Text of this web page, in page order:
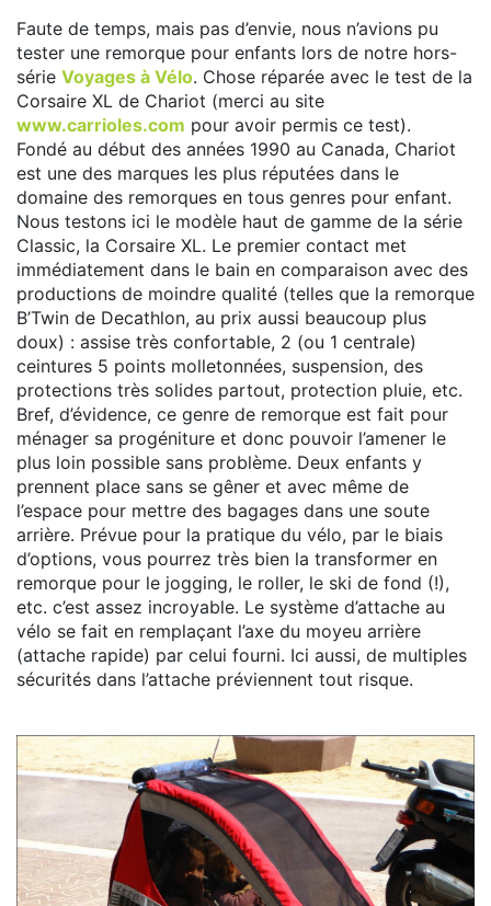
Faute de temps, mais pas d’envie, nous n’avions pu
tester une remorque pour enfants lors de notre hors-
série Voyages à Vélo. Chose réparée avec le test de la
Corsaire XL de Chariot (merci au site
www.carrioles.com pour avoir permis ce test).
Fondé au début des années 1990 au Canada, Chariot
est une des marques les plus réputées dans le
domaine des remorques en tous genres pour enfant.
Nous testons ici le modèle haut de gamme de la série
Classic, la Corsaire XL. Le premier contact met
immédiatement dans le bain en comparaison avec des
productions de moindre qualité (telles que la remorque
B’Twin de Decathlon, au prix aussi beaucoup plus
doux) : assise très confortable, 2 (ou 1 centrale)
ceintures 5 points molletonnées, suspension, des
protections très solides partout, protection pluie, etc.
Bref, d’évidence, ce genre de remorque est fait pour
ménager sa progéniture et donc pouvoir l’amener le
plus loin possible sans problème. Deux enfants y
prennent place sans se gêner et avec même de
l’espace pour mettre des bagages dans une soute
arrière. Prévue pour la pratique du vélo, par le biais
d’options, vous pourrez très bien la transformer en
remorque pour le jogging, le roller, le ski de fond (!),
etc. c’est assez incroyable. Le système d’attache au
vélo se fait en remplaçant l’axe du moyeu arrière
(attache rapide) par celui fourni. Ici aussi, de multiples
sécurités dans l’attache préviennent tout risque.